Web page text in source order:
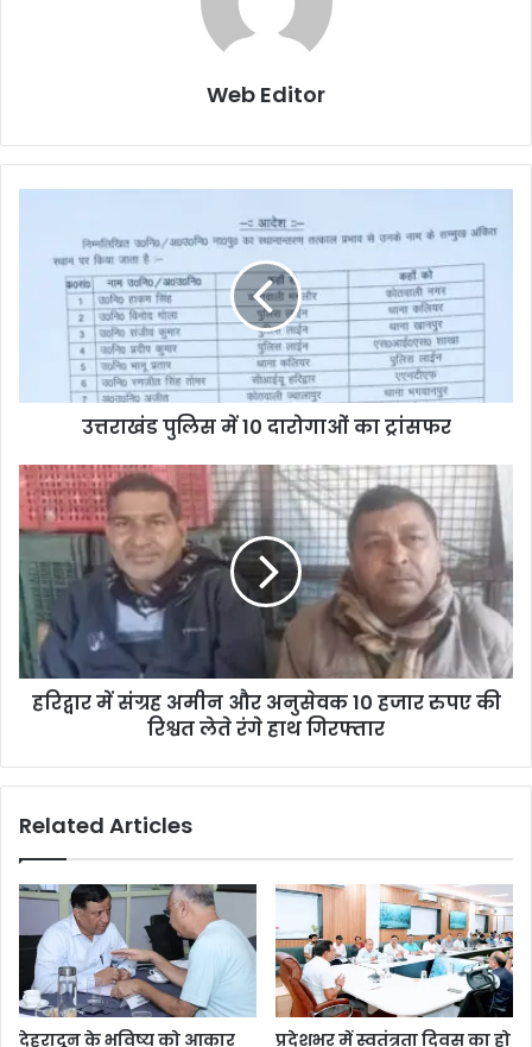
Web Editor
उत्तराखंड पुलिस में 10 दारोगाओं का ट्रांसफर
हरिद्वार में संग्रह अमीन और अनुसेवक 10 हजार रुपए की
रिश्वत लेते रंगे हाथ गिरफ्तार
Related Articles
देहरादून के भविष्य को आकार प्रदेशभर में स्वतंत्रता दिवस का हो